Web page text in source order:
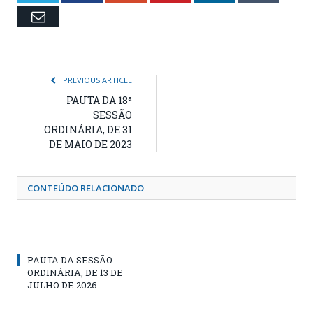
Email
PREVIOUS ARTICLE
PAUTA DA 18ª
SESSÃO
ORDINÁRIA, DE 31
DE MAIO DE 2023
CONTEÚDO RELACIONADO
PAUTA DA SESSÃO
ORDINÁRIA, DE 13 DE
JULHO DE 2026